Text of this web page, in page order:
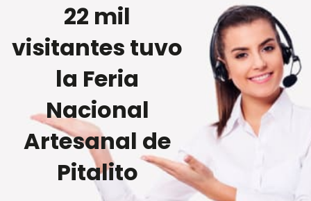
22 mil
visitantes tuvo
la Feria
Nacional
Artesanal de
Pitalito